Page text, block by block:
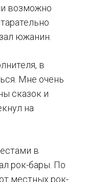
возможно
южанин.
в
Мне очень
сказок и
на
в
рок-бары. По
местных рок-